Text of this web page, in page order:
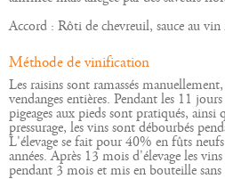
Accord : Rôti de chevreuil, sauce au
Méthode de vinification
Les raisins sont ramassés
vendanges entières. Pendant les 11
pigeages aux pieds sont pratiqués, ainsi
pressurage, les vins sont débourbés
L'élevage se fait pour 40% en fûts
années. Après 13 mois d'élevage les
pendant 3 mois et mis en bouteille